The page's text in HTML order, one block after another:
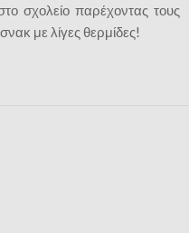
σχολείο παρέχοντας τους
με λίγες θερμίδες!